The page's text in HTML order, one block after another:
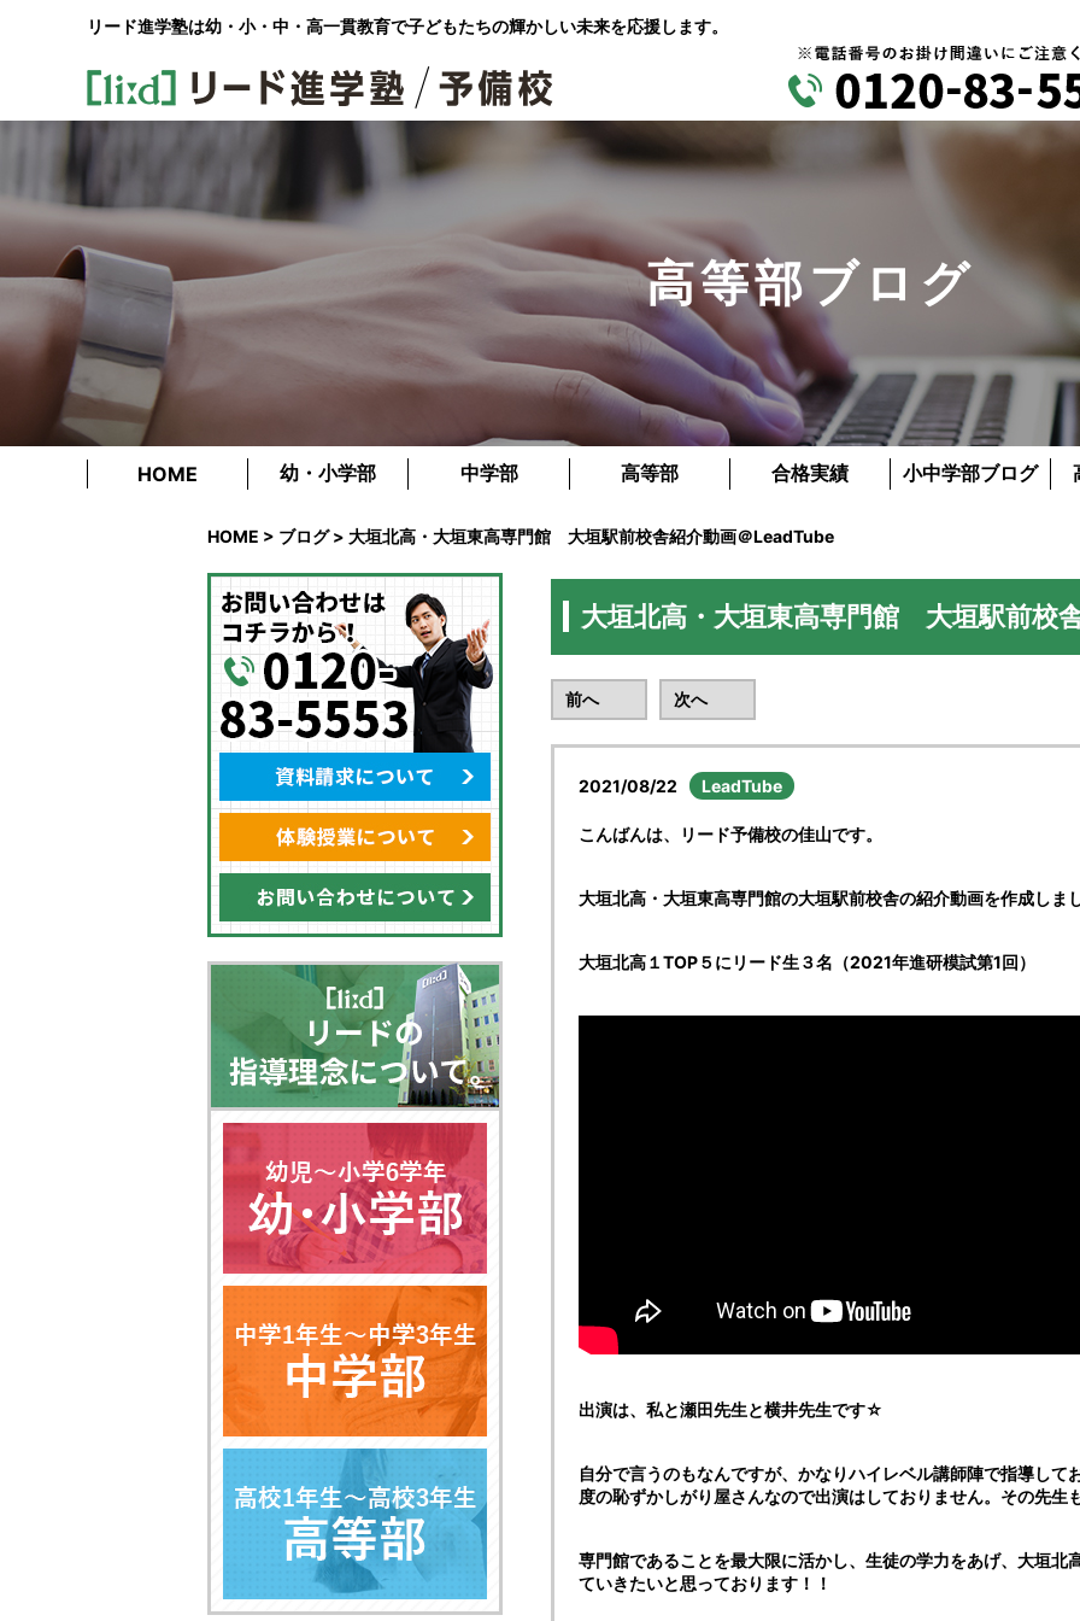
リード進学塾は幼・小・中・高一貫教育で子どもたちの輝かしい未来を応援します。
高等部ブログ
HOME 幼・小学部 中学部 高等部 合格実績 小中学部ブログ
HOME > ブログ> 大垣北高・大垣東高専門館 大垣駅前校舎紹介動画＠LeadTube
大垣北高・大垣東高専門館 大垣駅前校
前へ 次へ
2021/08/22 LeadTube
こんばんは、リード予備校の佳山です。
大垣北高・大垣東高専門館の大垣駅前校舎の紹介動画を作成しま
大垣北高１TOP５にリード生３名（2021年進研模試第1回）
出演は、私と瀬田先生と横井先生です☆
自分で言うのもなんですが、かなりハイレベル講師陣で指導して
度の恥ずかしがり屋さんなので出演はしておりません。その先生
専門館であることを最大限に活かし、生徒の学力をあげ、大垣北
ていきたいと思っております！！